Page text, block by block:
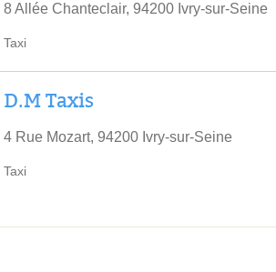
8 Allée Chanteclair, 94200 Ivry-sur-Seine
Taxi
D.M Taxis
4 Rue Mozart, 94200 Ivry-sur-Seine
Taxi